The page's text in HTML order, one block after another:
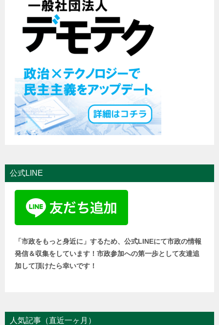
公式LINE
「市政をもっと身近に」するため、公式LINEにて市政の情報
発信＆収集をしています！市政参加への第一歩として友達追
加して頂けたら幸いです！
人気記事（直近一ヶ月）